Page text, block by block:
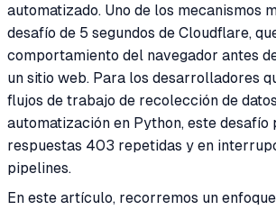
automatizado. Uno de los mecanismos
desafío de 5 segundos de Cloudflare,
comportamiento del navegador antes
un sitio web. Para los desarrolladores
flujos de trabajo de recolección de
automatización en Python, este desafío
respuestas 403 repetidas y en
pipelines.
En este artículo, recorremos un